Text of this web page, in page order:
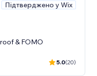
Підтверджено у Wix
& FOMO
5.0(20)